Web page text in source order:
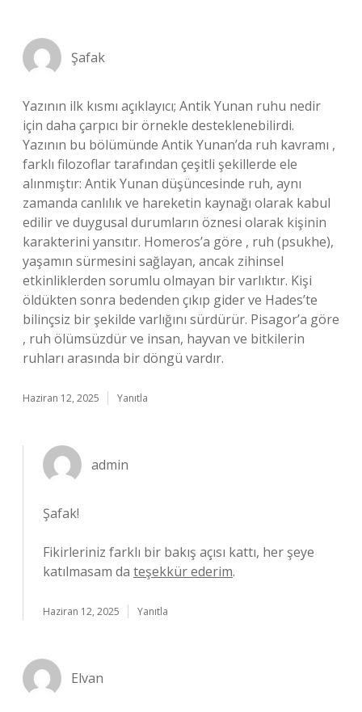
Şafak
Yazının ilk kısmı açıklayıcı; Antik Yunan ruhu nedir
için daha çarpıcı bir örnekle desteklenebilirdi.
Yazının bu bölümünde Antik Yunan’da ruh kavramı ,
farklı filozoflar tarafından çeşitli şekillerde ele
alınmıştır: Antik Yunan düşüncesinde ruh, aynı
zamanda canlılık ve hareketin kaynağı olarak kabul
edilir ve duygusal durumların öznesi olarak kişinin
karakterini yansıtır. Homeros’a göre , ruh (psukhe),
yaşamın sürmesini sağlayan, ancak zihinsel
etkinliklerden sorumlu olmayan bir varlıktır. Kişi
öldükten sonra bedenden çıkıp gider ve Hades’te
bilinçsiz bir şekilde varlığını sürdürür. Pisagor’a göre
, ruh ölümsüzdür ve insan, hayvan ve bitkilerin
ruhları arasında bir döngü vardır.
Haziran 12, 2025 Yanıtla
admin
Şafak!
Fikirleriniz farklı bir bakış açısı kattı, her şeye
katılmasam da teşekkür ederim.
Haziran 12, 2025 Yanıtla
Elvan